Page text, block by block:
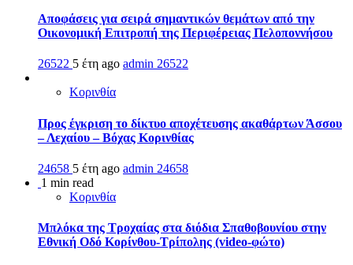
Αποφάσεις για σειρά σημαντικών θεμάτων από την
Οικονομική Επιτροπή της Περιφέρειας Πελοποννήσου
26522 5 έτη ago admin 26522
Κορινθία
Προς έγκριση το δίκτυο αποχέτευσης ακαθάρτων Άσσου
– Λεχαίου – Βόχας Κορινθίας
24658 5 έτη ago admin 24658
1 min read
Κορινθία
Μπλόκα της Τροχαίας στα διόδια Σπαθοβουνίου στην
Εθνική Οδό Κορίνθου-Τρίπολης (video-φώτο)